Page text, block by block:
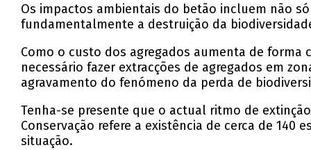
Os impactos ambientais do betão incluem não
fundamentalmente a destruição da
Como o custo dos agregados aumenta de
necessário fazer extracções de agregados em
agravamento do fenómeno da perda de
Tenha-se presente que o actual ritmo de
Conservação refere a existência de cerca de
situação.